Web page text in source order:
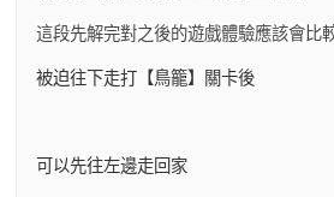
這段先解完對之後的遊戲體驗應該會比
被迫往下走打【鳥籠】關卡後
可以先往左邊走回家